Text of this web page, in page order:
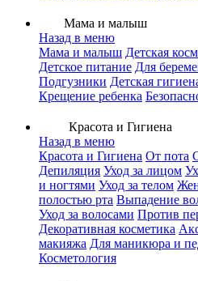
Мама и малыш
Назад в меню
Мама и малыш Детская
Детское питание Для
Подгузники Детская
Крещение ребенка
Красота и Гигиена
Назад в меню
Красота и Гигиена От пота
Депиляция Уход за лицом
и ногтями Уход за телом
полостью рта Выпадение
Уход за волосами Против
Декоративная косметика
макияжа Для маникюра и
Косметология